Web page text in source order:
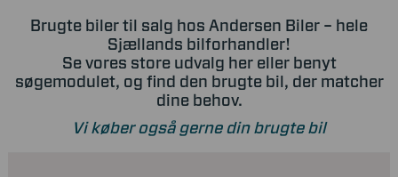
Brugte biler til salg hos Andersen Biler – hele
Sjællands bilforhandler!
Se vores store udvalg her eller benyt
søgemodulet, og find den brugte bil, der matcher
dine behov.
Vi køber også gerne din brugte bil